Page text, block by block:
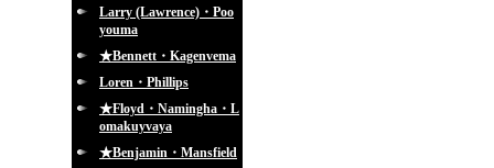
Larry (Lawrence)・Poo
youma
★Bennett・Kagenvema
Loren・Phillips
★Floyd・Namingha・L
omakuyvaya
★Benjamin・Mansfield